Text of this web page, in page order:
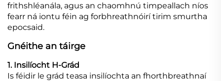
frithshléanála, agus an chaomhnú timpeallach níos
fearr ná iontu féin ag forbhreathnóirí tirim smurtha
epocsaid.
Gnéithe an táirge
1. Insilíocht H-Grád
Is féidir le grád teasa insilíochta an fhorthbreathnaí